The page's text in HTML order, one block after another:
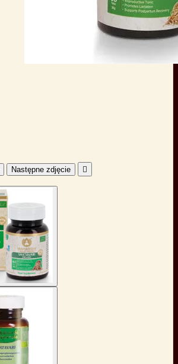
Następne zdjęcie 